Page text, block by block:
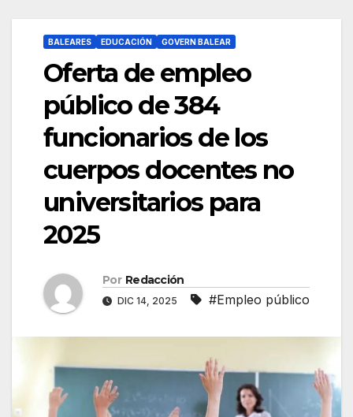
BALEARES EDUCACIÓN GOVERN BALEAR
Oferta de empleo
público de 384
funcionarios de los
cuerpos docentes no
universitarios para
2025
Por Redacción
DIC 14, 2025 #Empleo público